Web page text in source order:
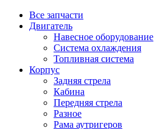
Все запчасти
Двигатель
Навесное оборудование
Система охлаждения
Топливная система
Корпус
Задняя стрела
Кабина
Передняя стрела
Разное
Рама аутригеров